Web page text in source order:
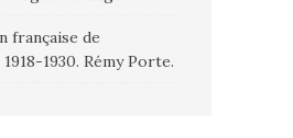
française de
1918-1930. Rémy Porte.